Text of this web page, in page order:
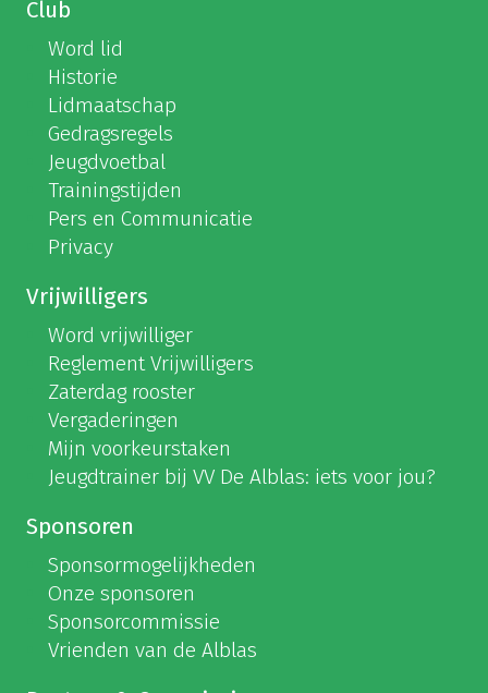
Club
Word lid
Historie
Lidmaatschap
Gedragsregels
Jeugdvoetbal
Trainingstijden
Pers en Communicatie
Privacy
Vrijwilligers
Word vrijwilliger
Reglement Vrijwilligers
Zaterdag rooster
Vergaderingen
Mijn voorkeurstaken
Jeugdtrainer bij VV De Alblas: iets voor jou?
Sponsoren
Sponsormogelijkheden
Onze sponsoren
Sponsorcommissie
Vrienden van de Alblas